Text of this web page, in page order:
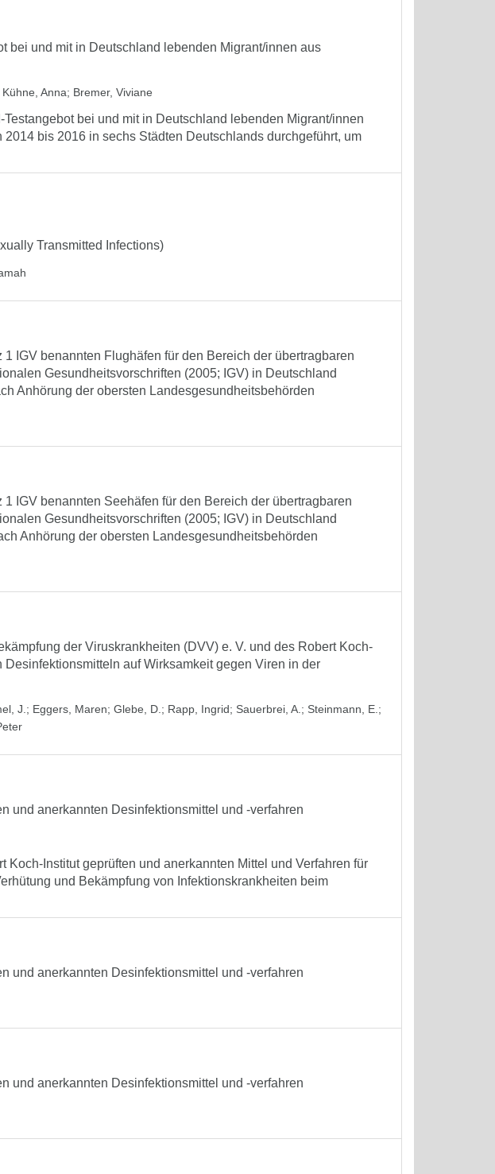
bei und mit in Deutschland lebenden Migrant/innen aus
Kühne, Anna; Bremer, Viviane
bei und mit in Deutschland lebenden Migrant/innen
bis 2016 in sechs Städten Deutschlands durchgeführt, um
Transmitted Infections)
IGV benannten Flughäfen für den Bereich der übertragbaren
Gesundheitsvorschriften (2005; IGV) in Deutschland
Anhörung der obersten Landesgesundheitsbehörden
IGV benannten Seehäfen für den Bereich der übertragbaren
Gesundheitsvorschriften (2005; IGV) in Deutschland
Anhörung der obersten Landesgesundheitsbehörden
der Viruskrankheiten (DVV) e. V. und des Robert Koch-
Desinfektionsmitteln auf Wirksamkeit gegen Viren in der
J. ; Eggers, Maren; Glebe, D. ; Rapp, Ingrid; Sauerbrei, A. ; Steinmann, E. ;
und anerkannten Desinfektionsmittel und -verfahren
Koch-Institut geprüften und anerkannten Mittel und Verfahren für
und Bekämpfung von Infektionskrankheiten beim
und anerkannten Desinfektionsmittel und -verfahren
und anerkannten Desinfektionsmittel und -verfahren